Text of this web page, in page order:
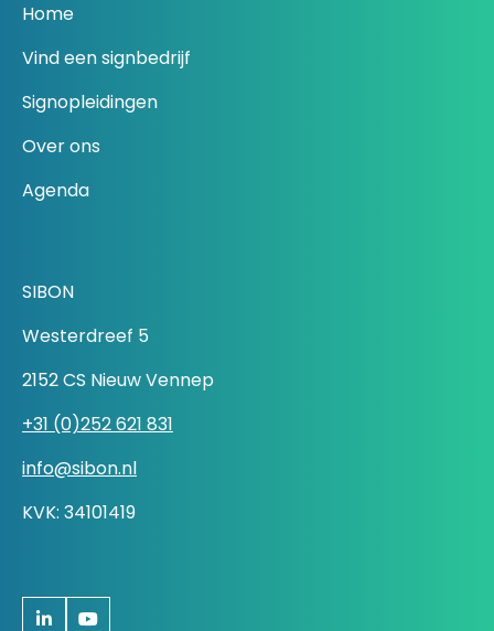
Home
Vind een signbedrijf
Signopleidingen
Over ons
Agenda
SIBON
Westerdreef 5
2152 CS Nieuw Vennep
+31 (0)252 621 831
info@sibon.nl
KVK: 34101419